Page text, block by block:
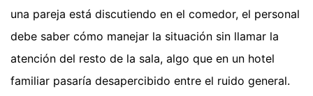
una pareja está discutiendo en el comedor, el personal
debe saber cómo manejar la situación sin llamar la
atención del resto de la sala, algo que en un hotel
familiar pasaría desapercibido entre el ruido general.